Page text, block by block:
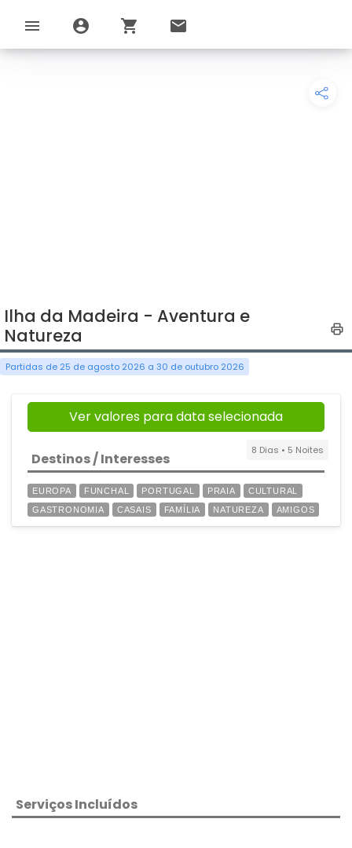
menu account_circle shopping_cart email
Ilha da Madeira - Aventura e
Natureza
Partidas de 25 de agosto 2026 a 30 de outubro 2026
Ver valores para data selecionada
8 Dias • 5 Noites
Destinos / Interesses
EUROPA FUNCHAL PORTUGAL PRAIA
CULTURAL
GASTRONOMIA
CASAIS FAMÍLIA NATUREZA AMIGOS
Serviços Incluídos